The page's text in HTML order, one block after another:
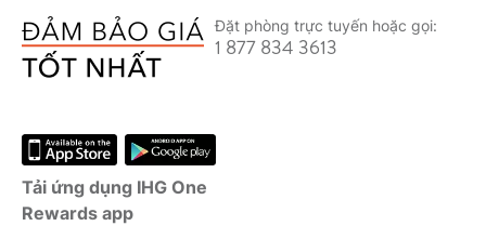
Đặt phòng trực tuyến hoặc gọi:
1 877 834 3613
Tải ứng dụng IHG One
Rewards app